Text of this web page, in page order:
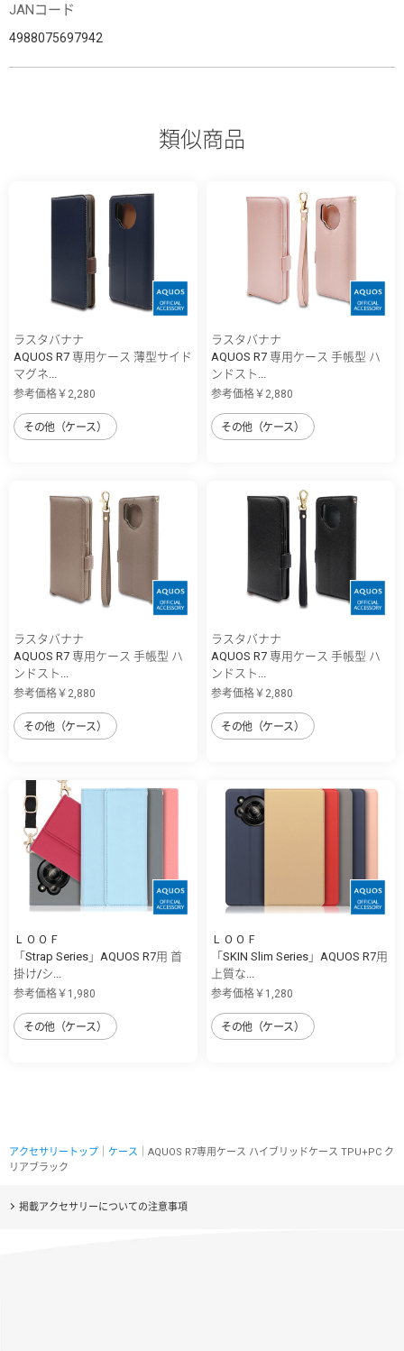
JANコード
4988075697942
類似商品
ラスタバナナ
AQUOS R7 専用ケース 薄型サイド
マグネ...
参考価格￥2,280
その他（ケース）
ラスタバナナ
AQUOS R7 専用ケース 手帳型 ハ
ンドスト...
参考価格￥2,880
その他（ケース）
ラスタバナナ
AQUOS R7 専用ケース 手帳型 ハ
ンドスト...
参考価格￥2,880
その他（ケース）
ラスタバナナ
AQUOS R7 専用ケース 手帳型 ハ
ンドスト...
参考価格￥2,880
その他（ケース）
ＬＯＯＦ
「Strap Series」AQUOS R7用 首
掛け/シ...
参考価格￥1,980
その他（ケース）
ＬＯＯＦ
「SKIN Slim Series」AQUOS R7用
上質な...
参考価格￥1,280
その他（ケース）
アクセサリートップ ケース ｜AQUOS R7専用ケース ハイブリッドケース TPU+PC ク
リアブラック
掲載アクセサリーについての注意事項